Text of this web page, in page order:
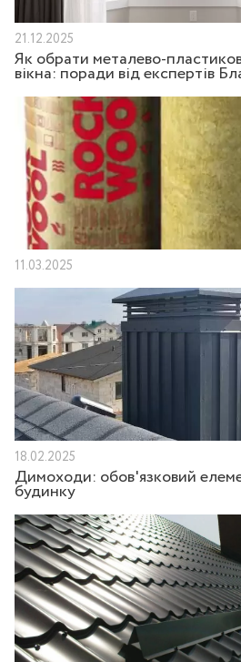
21.12.2025
Як обрати металево-
вікна: поради від експертів
11.03.2025
18.02.2025
Димоходи: обов'язковий
будинку